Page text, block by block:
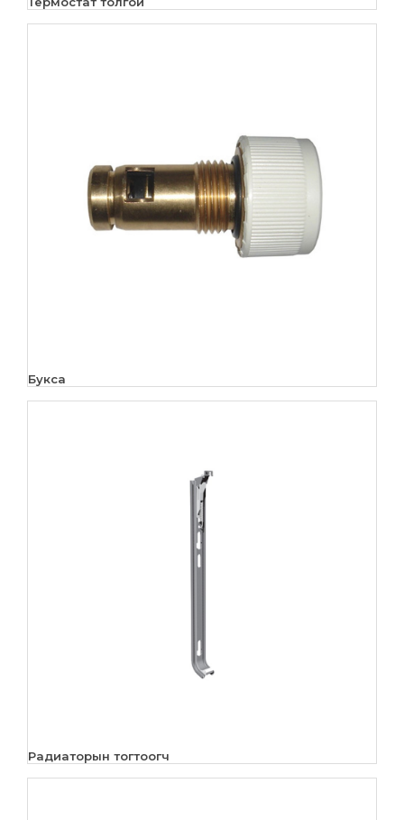
Букса
Радиаторын тогтоогч